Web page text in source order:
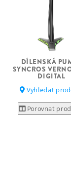
DÍLENSKÁ
SYNCROS
DIGITAL
Vyhledat
Porovnat